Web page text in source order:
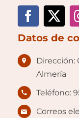
Datos de
Dirección:
Almería
Teléfono:
Correos